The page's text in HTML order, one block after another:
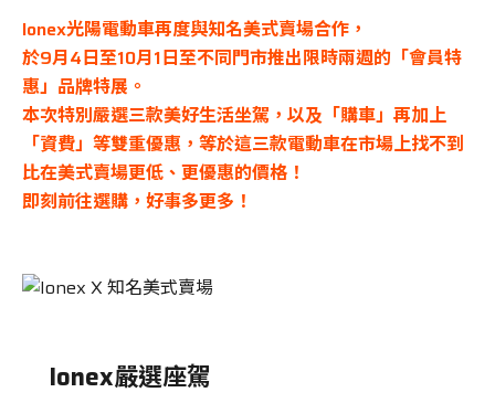
政府補助
資費優惠
專賣門市
換電服務
Ionex光陽電動車再度與知名美式賣場合作，
於9月4日至10月1日至不同門市推出限時兩週的「會員特
惠」品牌特展。
本次特別嚴選三款美好生活坐駕，以及「購車」再加上
「資費」等雙重優惠，等於這三款電動車在市場上找不到
比在美式賣場更低、更優惠的價格！
即刻前往選購，好事多更多！
Ionex嚴選座駕